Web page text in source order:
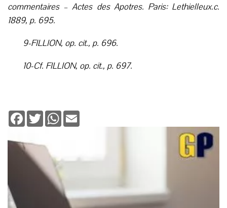
commentaires – Actes des Apotres. Paris: Lethielleux.c.
1889, p. 695.
9-FILLION, op. cit., p. 696.
10-Cf. FILLION, op. cit., p. 697.
Facebook
TwitterWhatsApp